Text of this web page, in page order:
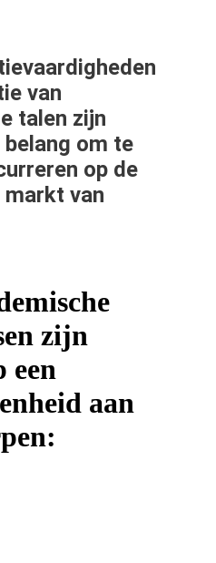
van
talen zijn
om te
op de
van
zijn
een
aan